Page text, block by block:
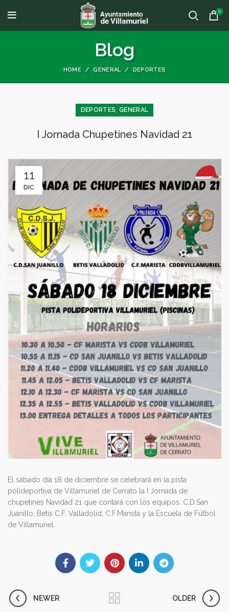
0
Blog
HOME GENERAL DEPORTES
DEPORTES ,GENERAL
I Jornada Chupetines Navidad 21
11
DIC
El sábado día 18 de diciembre se celebrará en la pista
polideportiva de Villamuriel de Cerrato la I Jornada de
chupetines Navidad 21 que contará con los equipos: C.D.San
Juanillo, Betis C.F. Valladolid, C.F.Marista y la Escuela de Fútbol
de Villamuriel.
NEWER OLDER